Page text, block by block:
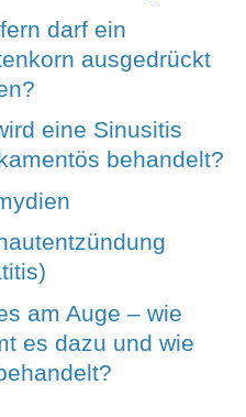
darf ein
ausgedrückt
eine Sinusitis
behandelt?
am Auge – wie
es dazu und wie